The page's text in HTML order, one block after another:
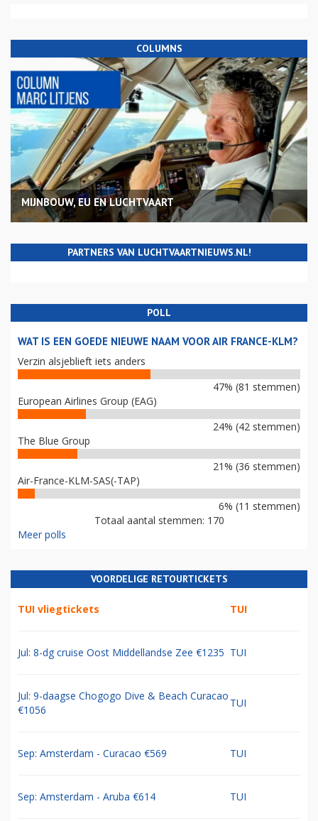
COLUMNS
MIJNBOUW, EU EN LUCHTVAART
PARTNERS VAN LUCHTVAARTNIEUWS.NL!
POLL
WAT IS EEN GOEDE NIEUWE NAAM VOOR AIR FRANCE-KLM?
Verzin alsjeblieft iets anders
47% (81 stemmen)
European Airlines Group (EAG)
24% (42 stemmen)
The Blue Group
21% (36 stemmen)
Air-France-KLM-SAS(-TAP)
6% (11 stemmen)
Totaal aantal stemmen: 170
Meer polls
VOORDELIGE RETOURTICKETS
TUI vliegtickets TUI
Jul: 8-dg cruise Oost Middellandse Zee €1235 TUI
Jul: 9-daagse Chogogo Dive & Beach Curacao
€1056
TUI
Sep: Amsterdam - Curacao €569 TUI
Sep: Amsterdam - Aruba €614 TUI